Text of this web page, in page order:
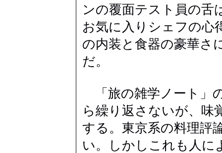
ンの覆面テスト員の舌
お気に入りシェフの心
の内装と食器の豪華さ
だ。
「旅の雑学ノート」
ら繰り返さないが、味
する。東京系の料理評
い。しかしこれも人に